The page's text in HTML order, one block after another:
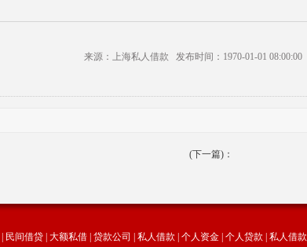
来源：上海私人借款 发布时间：1970-01-01 08:00:00
(下一篇)：
民间借贷 大额私借 贷款公司 私人借款 个人资金 个人贷款 私人借款